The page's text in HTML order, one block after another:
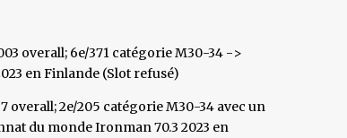
overall; 6e/371 catégorie M30-34 ->
en Finlande (Slot refusé)
overall; 2e/205 catégorie M30-34 avec un
du monde Ironman 70.3 2023 en